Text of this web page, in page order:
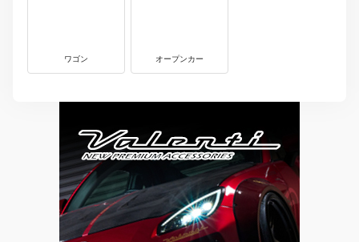
ワゴン オープンカー